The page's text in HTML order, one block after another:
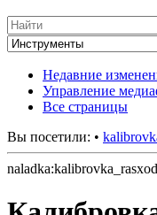
Недавние
Управление
Все страницы
Вы посетили: •